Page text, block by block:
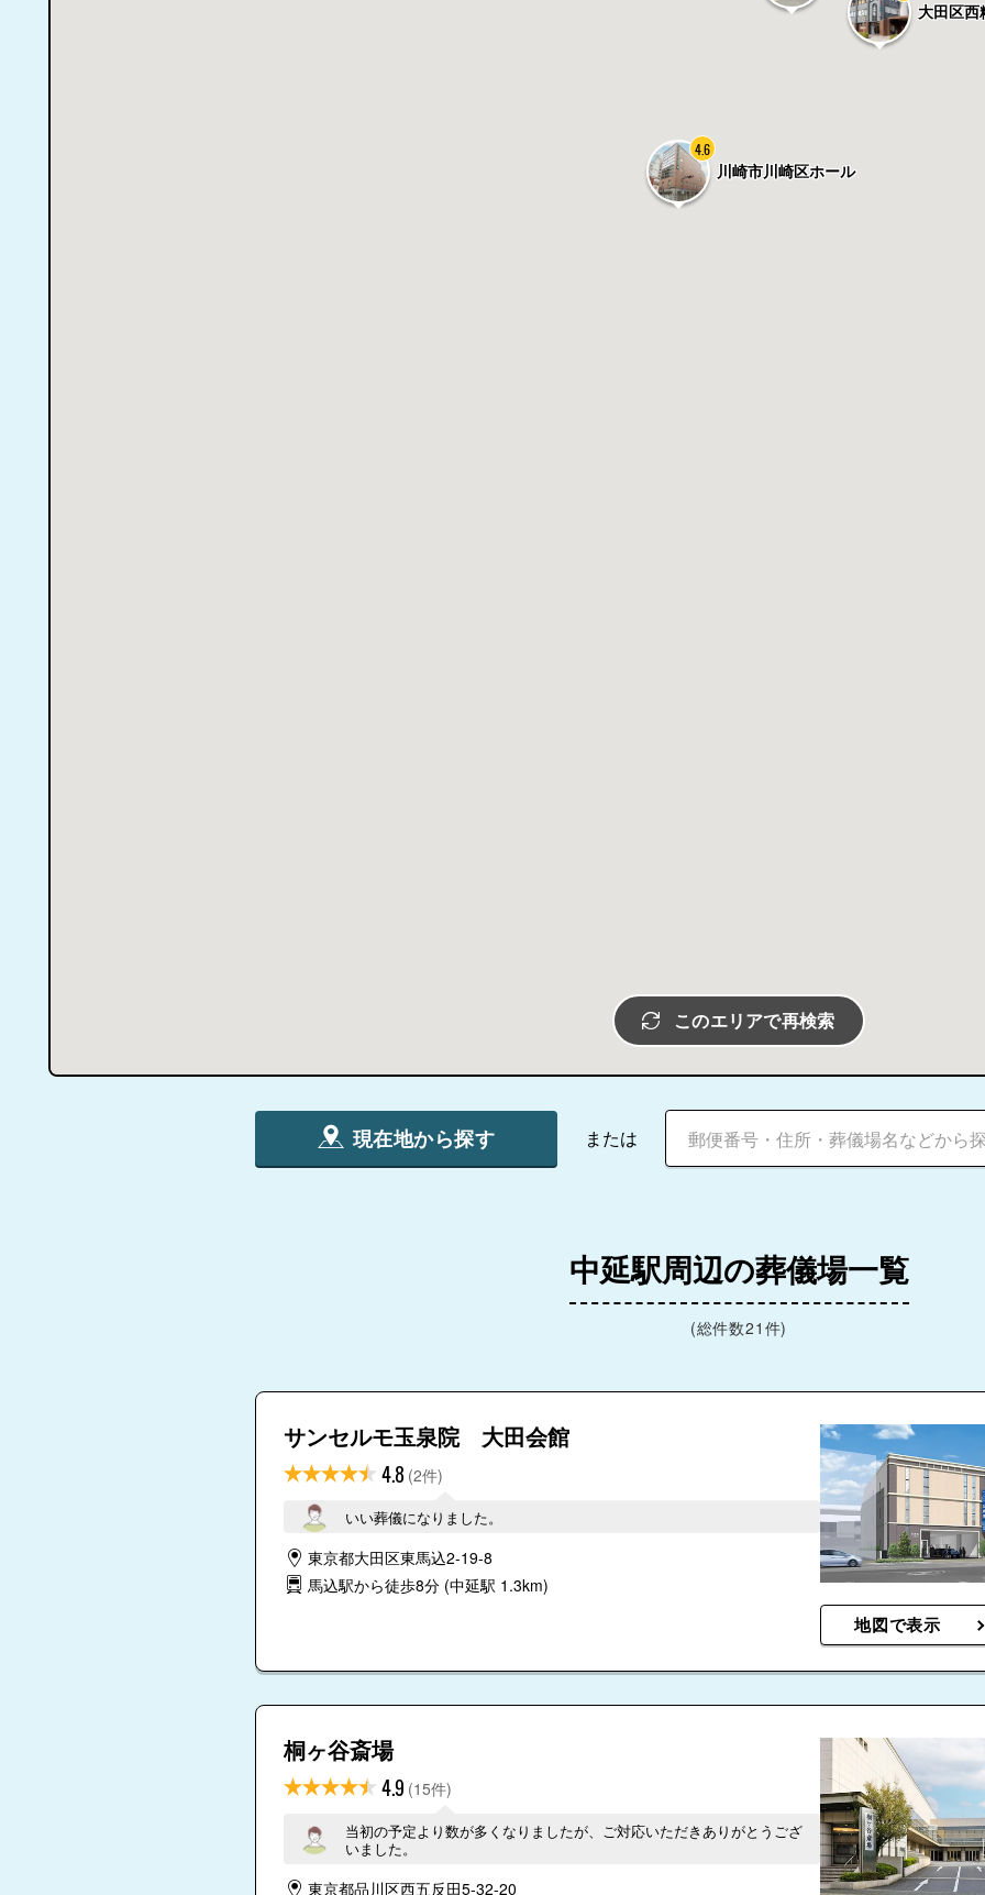
大田区西
川崎市川崎区ホール
4.6
このエリアで再検索
現在地から探す または
中延駅周辺の葬儀場一覧
(総件数21件)
サンセルモ玉泉院 大田会館
4.8 (2件)
いい葬儀になりました。
東京都大田区東馬込2-19-8
馬込駅から徒歩8分 (中延駅 1.3km)
地図で表示
桐ヶ谷斎場
4.9 (15件)
当初の予定より数が多くなりましたが、ご対応いただきありがとうござ
いました。
東京都品川区西五反田5-32-20